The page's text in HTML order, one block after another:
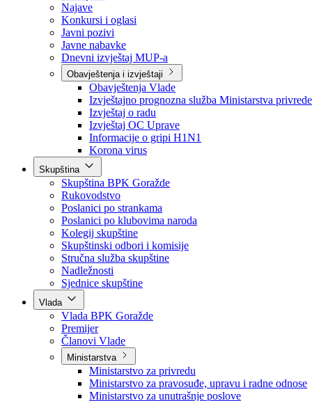
Aktuelno
Sve vijesti
Izdvojeno
Najave
Konkursi i oglasi
Javni pozivi
Javne nabavke
Dnevni izvještaj MUP-a
Obavještenja i izvještaji
Obavještenja Vlade
Izvještajno prognozna služba Ministarstva privrede
Izvještaj o radu
Izvještaj OC Uprave
Informacije o gripi H1N1
Korona virus
Skupština
Skupština BPK Goražde
Rukovodstvo
Poslanici po strankama
Poslanici po klubovima naroda
Kolegij skupštine
Skupštinski odbori i komisije
Stručna služba skupštine
Nadležnosti
Sjednice skupštine
Vlada
Vlada BPK Goražde
Premijer
Članovi Vlade
Ministarstva